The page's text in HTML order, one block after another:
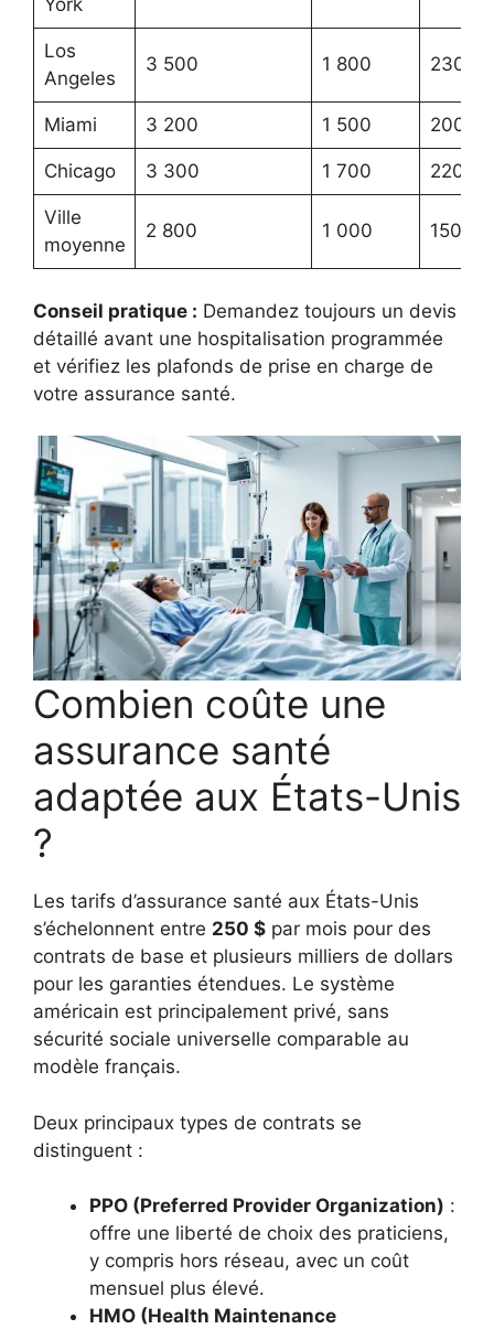
York
Los
Angeles
3 500 1 800 230
Miami 3 200 1 500 200
Chicago 3 300 1 700 220
Ville
moyenne
2 800 1 000 150
Conseil pratique : Demandez toujours un devis
détaillé avant une hospitalisation programmée
et vérifiez les plafonds de prise en charge de
votre assurance santé.
Combien coûte une
assurance santé
adaptée aux États-Unis
?
Les tarifs d’assurance santé aux États-Unis
s’échelonnent entre 250 $ par mois pour des
contrats de base et plusieurs milliers de dollars
pour les garanties étendues. Le système
américain est principalement privé, sans
sécurité sociale universelle comparable au
modèle français.
Deux principaux types de contrats se
distinguent :
PPO (Preferred Provider Organization) :
offre une liberté de choix des praticiens,
y compris hors réseau, avec un coût
mensuel plus élevé.
HMO (Health Maintenance